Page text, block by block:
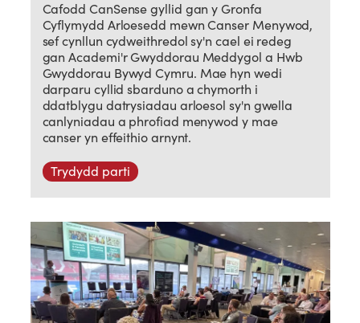
Cafodd CanSense gyllid gan y Gronfa
Cyflymydd Arloesedd mewn Canser Menywod,
sef cynllun cydweithredol sy'n cael ei redeg
gan Academi'r Gwyddorau Meddygol a Hwb
Gwyddorau Bywyd Cymru. Mae hyn wedi
darparu cyllid sbarduno a chymorth i
ddatblygu datrysiadau arloesol sy'n gwella
canlyniadau a phrofiad menywod y mae
canser yn effeithio arnynt.
Trydydd parti